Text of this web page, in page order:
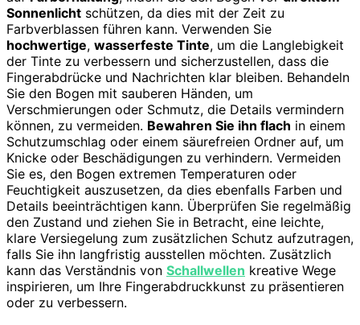
Sonnenlicht schützen, da dies mit der Zeit zu
Farbverblassen führen kann. Verwenden Sie
hochwertige, wasserfeste Tinte, um die Langlebigkeit
der Tinte zu verbessern und sicherzustellen, dass die
Fingerabdrücke und Nachrichten klar bleiben. Behandeln
Sie den Bogen mit sauberen Händen, um
Verschmierungen oder Schmutz, die Details vermindern
können, zu vermeiden. Bewahren Sie ihn flach in einem
Schutzumschlag oder einem säurefreien Ordner auf, um
Knicke oder Beschädigungen zu verhindern. Vermeiden
Sie es, den Bogen extremen Temperaturen oder
Feuchtigkeit auszusetzen, da dies ebenfalls Farben und
Details beeinträchtigen kann. Überprüfen Sie regelmäßig
den Zustand und ziehen Sie in Betracht, eine leichte,
klare Versiegelung zum zusätzlichen Schutz aufzutragen,
falls Sie ihn langfristig ausstellen möchten. Zusätzlich
kann das Verständnis von Schallwellen kreative Wege
inspirieren, um Ihre Fingerabdruckkunst zu präsentieren
oder zu verbessern.